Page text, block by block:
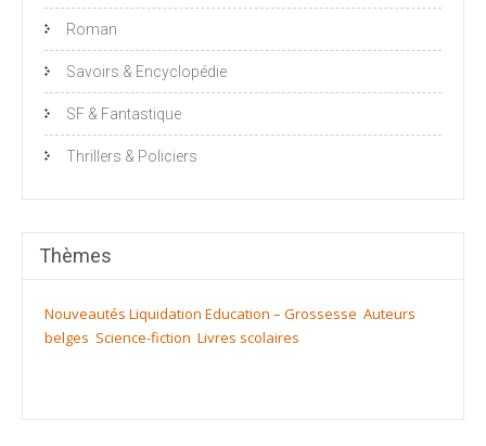
Roman
Savoirs & Encyclopédie
SF & Fantastique
Thrillers & Policiers
Thèmes
Nouveautés Liquidation Education – Grossesse Auteurs
belges Science-fiction Livres scolaires